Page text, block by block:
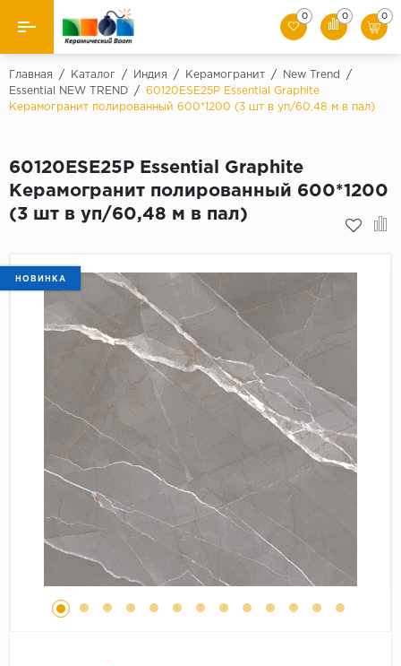
Назад
Производители
Керамогранит
Искусственный камень
Клинкер
0 0 0
Главная / Каталог / Индия / Керамогранит / New Trend
/
Essential NEW TREND
/
60120ESE25P Essential Graphite
Керамогранит полированный 600*1200 (3 шт в уп/60,48 м в пал)
60120ESE25P Essential Graphite
Керамогранит полированный 600*1200
(3 шт в уп/60,48 м в пал)
НОВИНКА